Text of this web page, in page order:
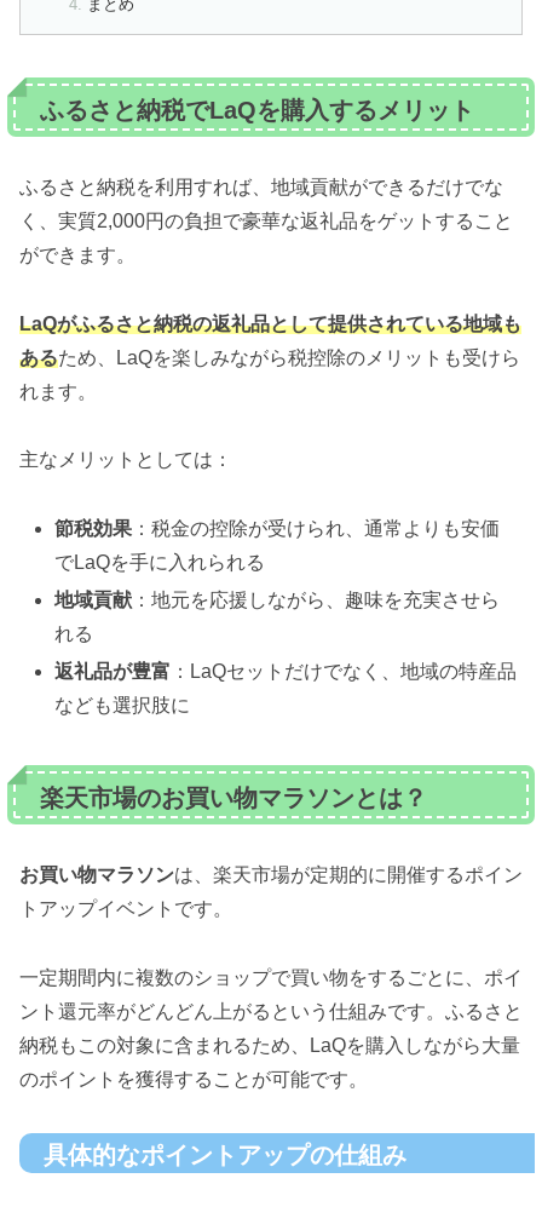
まとめ
ふるさと納税でLaQを購入するメリット
ふるさと納税を利用すれば、地域貢献ができるだけでな
く、実質2,000円の負担で豪華な返礼品をゲットすること
ができます。
LaQがふるさと納税の返礼品として提供されている地域も
あるため、LaQを楽しみながら税控除のメリットも受けら
れます。
主なメリットとしては：
節税効果 ：税金の控除が受けられ、通常よりも安価
でLaQを手に入れられる
地域貢献 ：地元を応援しながら、趣味を充実させら
れる
返礼品が豊富 ：LaQセットだけでなく、地域の特産品
なども選択肢に
楽天市場のお買い物マラソンとは？
お買い物マラソンは、楽天市場が定期的に開催するポイン
トアップイベントです。
一定期間内に複数のショップで買い物をするごとに、ポイ
ント還元率がどんどん上がるという仕組みです。ふるさと
納税もこの対象に含まれるため、LaQを購入しながら大量
のポイントを獲得することが可能です。
具体的なポイントアップの仕組み